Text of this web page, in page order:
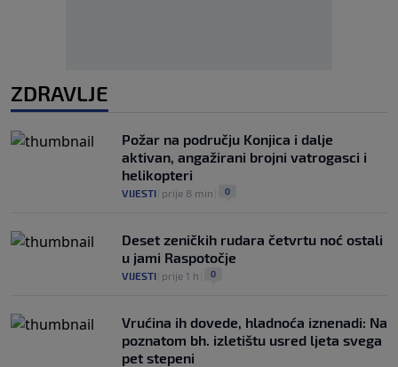
ZDRAVLJE
Požar na području Konjica i dalje
aktivan, angažirani brojni vatrogasci i
helikopteri
VIJESTI prije 8 min 0
Deset zeničkih rudara četvrtu noć ostali
u jami Raspotočje
VIJESTI prije 1 h 0
Vrućina ih dovede, hladnoća iznenadi: Na
poznatom bh. izletištu usred ljeta svega
pet stepeni